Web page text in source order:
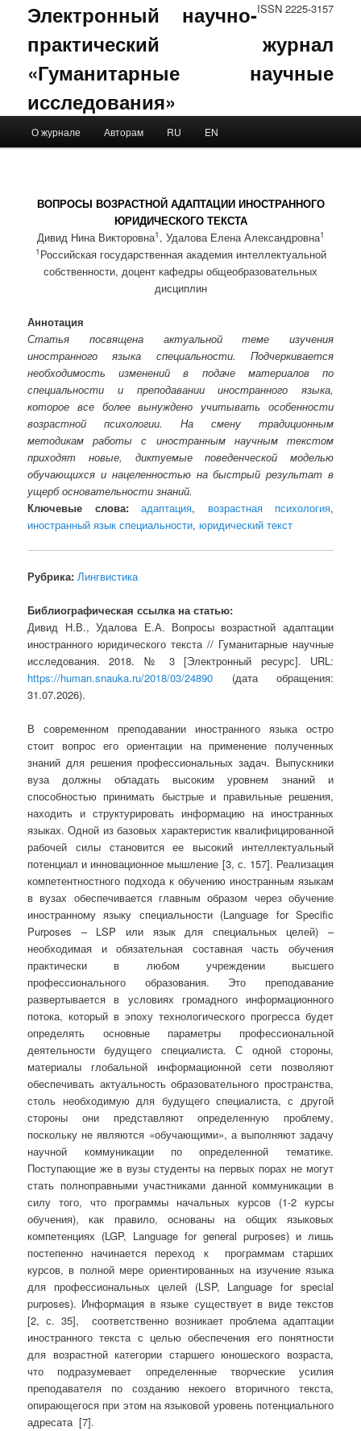
ISSN 2225-3157
Электронный научно-
практический журнал
«Гуманитарные научные
исследования»
Skip to primary content
Skip to secondary content
О журнале Авторам RU EN
ВОПРОСЫ ВОЗРАСТНОЙ АДАПТАЦИИ ИНОСТРАННОГО
ЮРИДИЧЕСКОГО ТЕКСТА
Дивид Нина Викторовна1 , Удалова Елена Александровна1
1 Российская государственная академия интеллектуальной
собственности, доцент кафедры общеобразовательных
дисциплин
Аннотация
Статья посвящена актуальной теме изучения
иностранного языка специальности. Подчеркивается
необходимость изменений в подаче материалов по
специальности и преподавании иностранного языка,
которое все более вынуждено учитывать особенности
возрастной психологии. На смену традиционным
методикам работы с иностранным научным текстом
приходят новые, диктуемые поведенческой моделью
обучающихся и нацеленностью на быстрый результат в
ущерб основательности знаний.
Ключевые слова:
адаптация, возрастная психология,
иностранный язык специальности, юридический текст
Рубрика: Лингвистика
Библиографическая ссылка на статью:
Дивид Н.В., Удалова Е.А. Вопросы возрастной адаптации
иностранного юридического текста // Гуманитарные научные
исследования. 2018. № 3 [Электронный ресурс]. URL:
https://human.snauka.ru/2018/03/24890 (дата обращения:
31.07.2026).
В современном преподавании иностранного языка остро
стоит вопрос его ориентации на применение полученных
знаний для решения профессиональных задач. Выпускники
вуза должны обладать высоким уровнем знаний и
способностью принимать быстрые и правильные решения,
находить и структурировать информацию на иностранных
языках. Одной из базовых характеристик квалифицированной
рабочей силы становится ее высокий интеллектуальный
потенциал и инновационное мышление [3, с. 157]. Реализация
компетентностного подхода к обучению иностранным языкам
в вузах обеспечивается главным образом через обучение
иностранному языку специальности (Language for Specific
Purposes – LSP или язык для специальных целей) –
необходимая и обязательная составная часть обучения
практически в любом учреждении высшего
профессионального образования. Это преподавание
развертывается в условиях громадного информационного
потока, который в эпоху технологического прогресса будет
определять основные параметры профессиональной
деятельности будущего специалиста. С одной стороны,
материалы глобальной информационной сети позволяют
обеспечивать актуальность образовательного пространства,
столь необходимую для будущего специалиста, с другой
стороны они представляют определенную проблему,
поскольку не являются «обучающими», а выполняют задачу
научной коммуникации по определенной тематике.
Поступающие же в вузы студенты на первых порах не могут
стать полноправными участниками данной коммуникации в
силу того, что программы начальных курсов (1-2 курсы
обучения), как правило, основаны на общих языковых
компетенциях (LGP, Language for general purposes) и лишь
постепенно начинается переход к программам старших
курсов, в полной мере ориентированных на изучение языка
для профессиональных целей (LSP, Language for special
purposes). Информация в языке существует в виде текстов
[2, с. 35], соответственно возникает проблема адаптации
иностранного текста с целью обеспечения его понятности
для возрастной категории старшего юношеского возраста,
что подразумевает определенные творческие усилия
преподавателя по созданию некоего вторичного текста,
опирающегося при этом на языковой уровень потенциального
адресата [7].